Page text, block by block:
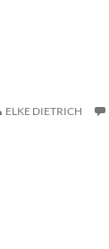
ELKE DIETRICH